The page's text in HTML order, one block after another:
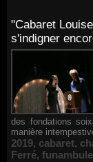
"Cabaret
s'indigner
des fondations
manière
2019, cabaret,
Ferré, funambule